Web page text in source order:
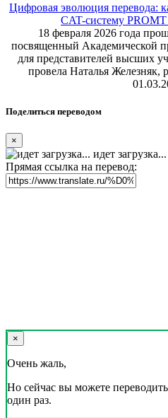
Цифровая эволюция перевода:
CAT-систему
18 февраля 2026 года
посвященный Академической
для представителей высших
провела Наталья Железняк,
Поделиться переводом
×
идет загрузка...
Прямая ссылка на перевод:
×
Очень жаль,
Но сейчас вы можете
один раз.